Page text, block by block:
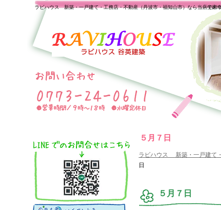
５月７日
一生の
ラビハウス 新築・一戸建て・工務店・不動産（丹波市・福知山市）なら当店で家
ラビハウス 新築・一戸建て
日
５月７日